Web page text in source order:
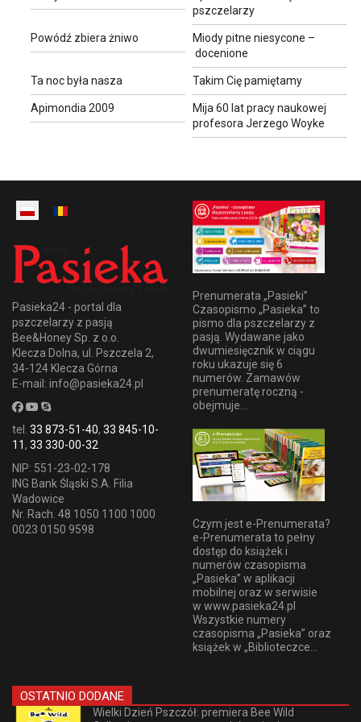
pszczelarzy
Powódź zbiera żniwo
Miody pitne niesycone –
docenione
Ta noc była nasza Takim Cię pamiętamy
Apimondia 2009
Mija 60 lat pracy naukowej
profesora Jerzego Woyke
Pasieka24 - portal dla
pszczelarzy z pasją
Bee&Honey Sp. z o.o.
Klecza Dolna, ul. Pszczela 2,
34-124 Klecza Górna
E-mail: info@pasieka24.pl
tel. 33 873-51-40, 33 845-10-
11, 33 330-00-32
NIP: 551-23-02-178
ING Bank Śląski S.A. Filia
Wadowice
Nr. Rach. 48 1050 1100 1000
0023 0150 9598
Prenumerata „Pasieki”
Czasopismo „Pasieka” to
pismo dla pszczelarzy z
pasją. Wydawane jako
dwumiesięcznik w ciągu
roku ukazuje się 6
numerów. Zamawów
prenumeratę roczną -
obejmuje...
Czym jest e-Prenumerata?
e-Prenumerata to pełny
dostęp do książek i
numerów czasopisma
„Pasieka” w aplikacji
mobilnej oraz w serwisie
w www.pasieka24.pl
Wszystkie numery
czasopisma „Pasieka” oraz
książek w „Biblioteczce...
OSTATNIO DODANE
Wielki Dzień Pszczół: premiera Bee Wild